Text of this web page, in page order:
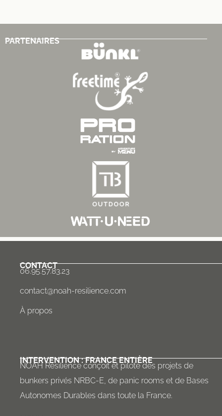
PARTENAIRES
CONTACT
06.95.57.83.23
contact@noah-resilience.com
À propos
INTERVENTION : FRANCE ENTIÈRE
NOAH Résilience conçoit et pilote des projets de
bunkers privés NRBC-E, de panic rooms et de Bases
Autonomes Durables dans toute la France.